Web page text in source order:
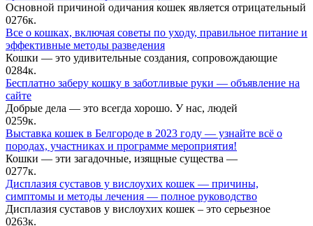
Основной причиной одичания кошек является отрицательный
0276к.
Все о кошках, включая советы по уходу, правильное питание и
эффективные методы разведения
Кошки — это удивительные создания, сопровождающие
0284к.
Бесплатно заберу кошку в заботливые руки — объявление на
сайте
Добрые дела — это всегда хорошо. У нас, людей
0259к.
Выставка кошек в Белгороде в 2023 году — узнайте всё о
породах, участниках и программе мероприятия!
Кошки — эти загадочные, изящные существа —
0277к.
Дисплазия суставов у вислоухих кошек — причины,
симптомы и методы лечения — полное руководство
Дисплазия суставов у вислоухих кошек – это серьезное
0263к.